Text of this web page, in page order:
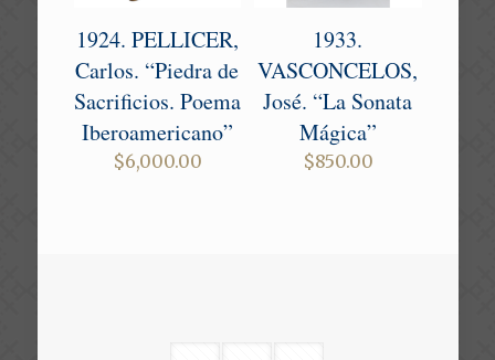
1924. PELLICER,
Carlos. “Piedra de
Sacrificios. Poema
Iberoamericano”
$6,000.00
1933.
VASCONCELOS,
José. “La Sonata
Mágica”
$850.00